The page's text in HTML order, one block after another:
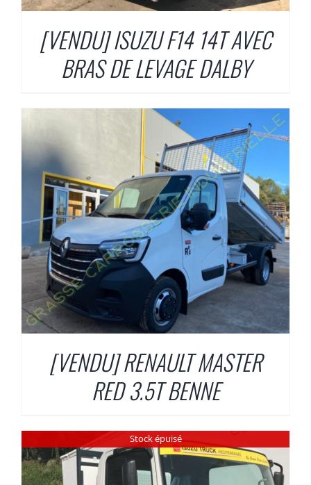
[VENDU] ISUZU F14 14T AVEC
BRAS DE LEVAGE DALBY
[VENDU] RENAULT MASTER
RED 3.5T BENNE
Stock épuisé